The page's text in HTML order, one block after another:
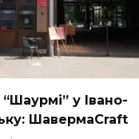
у Івано-
ШавермаCraft